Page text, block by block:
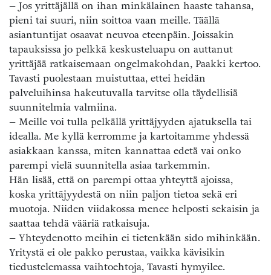
– Jos yrittäjällä on ihan minkälainen haaste tahansa,
pieni tai suuri, niin soittoa vaan meille. Täällä
asiantuntijat osaavat neuvoa eteenpäin. Joissakin
tapauksissa jo pelkkä keskusteluapu on auttanut
yrittäjää ratkaisemaan ongelmakohdan, Paakki kertoo.
Tavasti puolestaan muistuttaa, ettei heidän
palveluihinsa hakeutuvalla tarvitse olla täydellisiä
suunnitelmia valmiina.
– Meille voi tulla pelkällä yrittäjyyden ajatuksella tai
idealla. Me kyllä kerromme ja kartoitamme yhdessä
asiakkaan kanssa, miten kannattaa edetä vai onko
parempi vielä suunnitella asiaa tarkemmin.
Hän lisää, että on parempi ottaa yhteyttä ajoissa,
koska yrittäjyydestä on niin paljon tietoa sekä eri
muotoja. Niiden viidakossa menee helposti sekaisin ja
saattaa tehdä vääriä ratkaisuja.
– Yhteydenotto meihin ei tietenkään sido mihinkään.
Yritystä ei ole pakko perustaa, vaikka kävisikin
tiedustelemassa vaihtoehtoja, Tavasti hymyilee.